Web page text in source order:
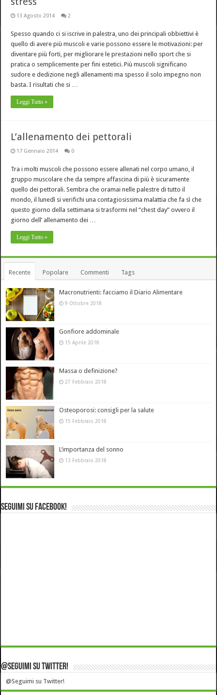
13 Agosto 2014 2
Spesso quando ci si iscrive in palestra, uno dei principali obbiettivi è
quello di avere più muscoli e varie possono essere le motivazioni: per
diventare più forti, per migliorare le prestazioni nello sport che si
pratica o semplicemente per fini estetici. Più muscoli significano
sudore e dedizione negli allenamenti ma spesso il solo impegno non
basta. I risultati che si …
Leggi Tutto »
L’allenamento dei pettorali
17 Gennaio 2014 0
Tra i molti muscoli che possono essere allenati nel corpo umano, il
gruppo muscolare che da sempre affascina di più è sicuramente
quello dei pettorali. Sembra che oramai nelle palestre di tutto il
mondo, il lunedì si verifichi una contagiosissima malattia che fa sì che
questo giorno della settimana si trasformi nel “chest day” ovvero il
giorno dell’ allenamento dei …
Leggi Tutto »
Recente Popolare Commenti Tags
Macronutrienti: facciamo il Diario Alimentare
9 Ottobre 2018
Gonfiore addominale
15 Aprile 2018
Massa o definizione?
27 Febbraio 2018
Osteoporosi: consigli per la salute
15 Febbraio 2018
L’importanza del sonno
13 Febbraio 2018
Seguimi su Facebook!
@Seguimi su Twitter!
@Seguimi su Twitter!